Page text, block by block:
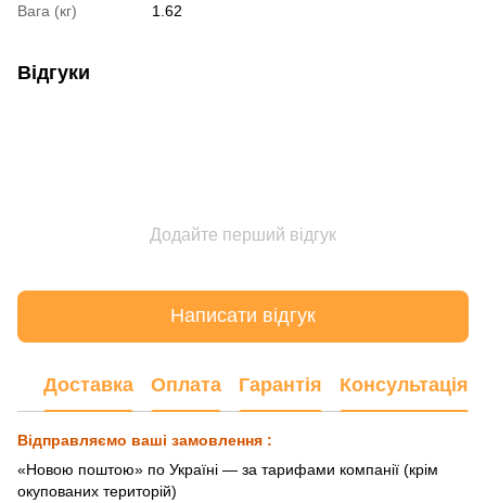
Вага (кг) 1.62
Відгуки
Додайте перший відгук
Написати відгук
Доставка Оплата Гарантія Консультація
Відправляємо ваші замовлення :
«Новою поштою» по Україні — за тарифами компанії (крім
окупованих територій)